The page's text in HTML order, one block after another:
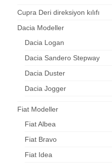
Cupra Deri direksiyon kılıfı
Dacia Modeller
Dacia Logan
Dacia Sandero Stepway
Dacia Duster
Dacia Jogger
Fiat Modeller
Fiat Albea
Fiat Bravo
Fiat Idea